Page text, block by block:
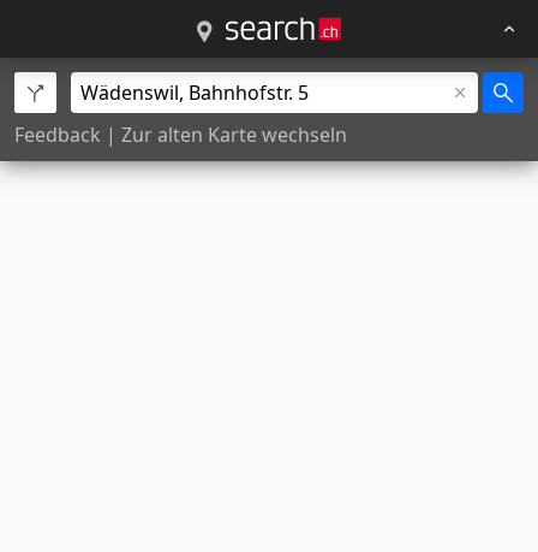
Feedback | Zur alten Karte wechseln